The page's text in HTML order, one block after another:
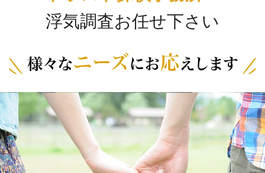
浮気調査お任せ下さい